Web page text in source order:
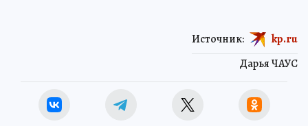
Дарья ЧАУС
Источник: kp.ru